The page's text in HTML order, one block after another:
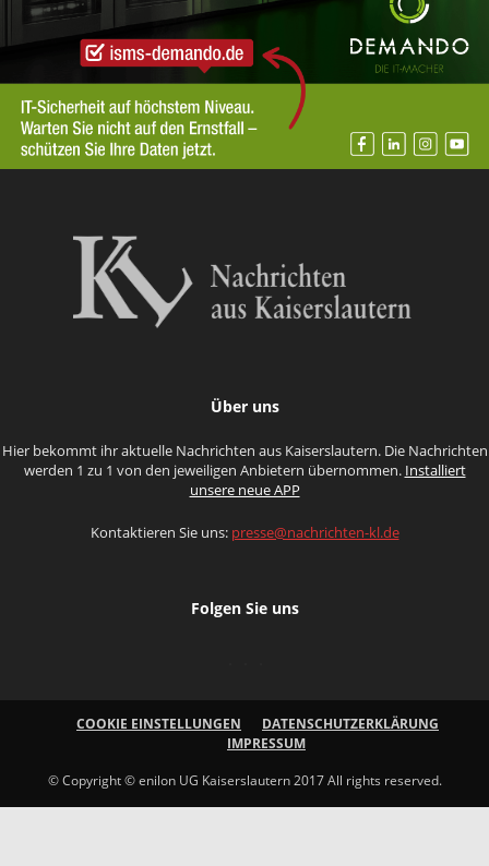
Über uns
Hier bekommt ihr aktuelle Nachrichten aus Kaiserslautern. Die Nachrichten
werden 1 zu 1 von den jeweiligen Anbietern übernommen. Installiert
unsere neue APP
Kontaktieren Sie uns: presse@nachrichten-kl.de
Folgen Sie uns
COOKIE EINSTELLUNGEN
DATENSCHUTZERKLÄRUNG
IMPRESSUM
© Copyright © enilon UG Kaiserslautern 2017 All rights reserved.